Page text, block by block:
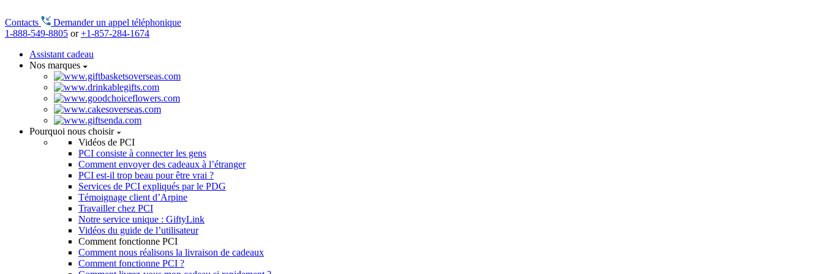
Contacts
Demander un appel téléphonique
1-888-549-8805 or+1-857-284-1674
Assistant cadeau
Nos marques
Pourquoi nous choisir
Vidéos de PCI
PCI consiste à connecter les gens
Comment envoyer des cadeaux à l’étranger
PCI est-il trop beau pour être vrai ?
Services de PCI expliqués par le PDG
Témoignage client d’Arpine
Travailler chez PCI
Notre service unique : GiftyLink
Vidéos du guide de l’utilisateur
Comment fonctionne PCI
Comment nous réalisons la livraison de cadeaux
Comment fonctionne PCI ?